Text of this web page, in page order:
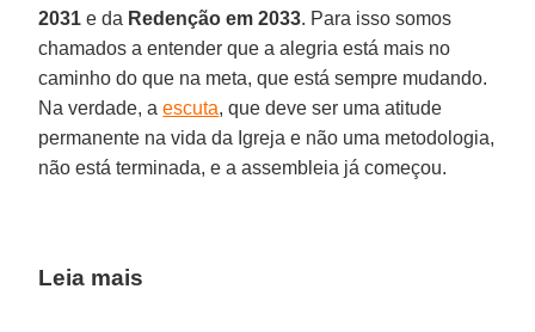
2031 e da Redenção em 2033. Para isso somos
chamados a entender que a alegria está mais no
caminho do que na meta, que está sempre mudando.
Na verdade, aescuta, que deve ser uma atitude
permanente na vida da Igreja e não uma metodologia,
não está terminada, e a assembleia já começou.
Leia mais